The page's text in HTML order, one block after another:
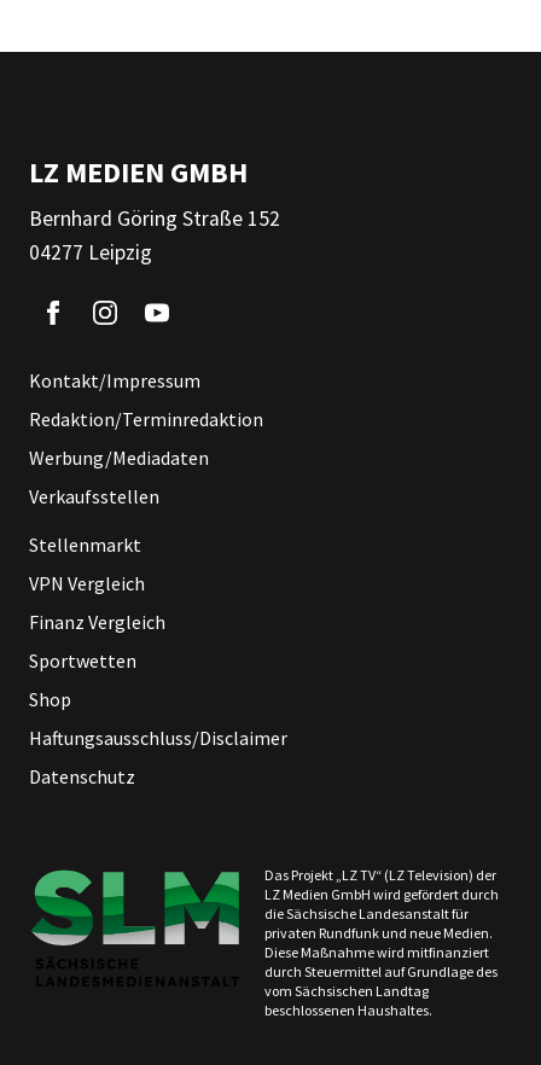
LZ MEDIEN GMBH
Bernhard Göring Straße 152
04277 Leipzig
Kontakt/Impressum
Redaktion/Terminredaktion
Werbung/Mediadaten
Verkaufsstellen
Stellenmarkt
VPN Vergleich
Finanz Vergleich
Sportwetten
Shop
Haftungsausschluss/Disclaimer
Datenschutz
Das Projekt „LZ TV“ (LZ Television) der
LZ Medien GmbH wird gefördert durch
die Sächsische Landesanstalt für
privaten Rundfunk und neue Medien.
Diese Maßnahme wird mitfinanziert
durch Steuermittel auf Grundlage des
vom Sächsischen Landtag
beschlossenen Haushaltes.